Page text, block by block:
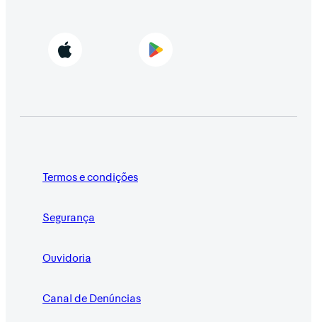
Termos e condições
Segurança
Ouvidoria
Canal de Denúncias